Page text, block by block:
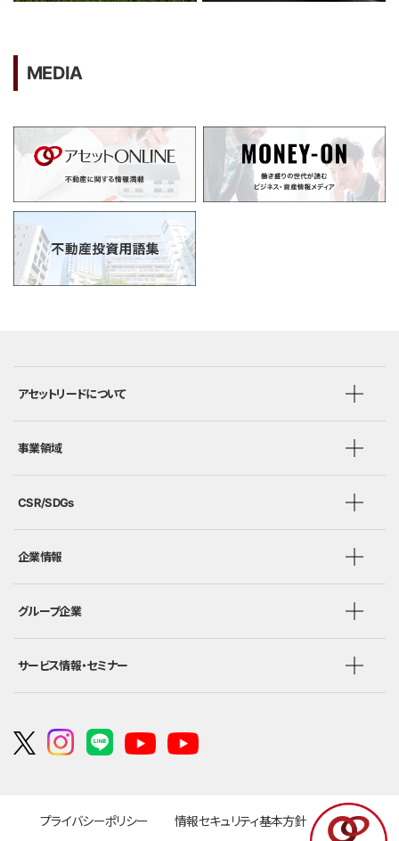
MEDIA
アセットリードについて
事業領域
CSR/SDGs
企業情報
グループ企業
サービス情報・セミナー
プライバシーポリシー 情報セキュリティ基本方針 勧誘方針